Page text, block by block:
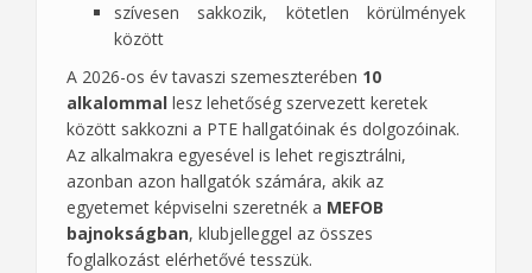
szívesen sakkozik, kötetlen körülmények
között
A 2026-os év tavaszi szemeszterében 10
alkalommal lesz lehetőség szervezett keretek
között sakkozni a PTE hallgatóinak és dolgozóinak.
Az alkalmakra egyesével is lehet regisztrálni,
azonban azon hallgatók számára, akik az
egyetemet képviselni szeretnék a MEFOB
bajnokságban, klubjelleggel az összes
foglalkozást elérhetővé tesszük.